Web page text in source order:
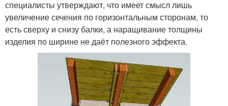
специалисты утверждают, что имеет смысл лишь
увеличение сечения по горизонтальным сторонам, то
есть сверху и снизу балки, а наращивание толщины
изделия по ширине не даёт полезного эффекта.